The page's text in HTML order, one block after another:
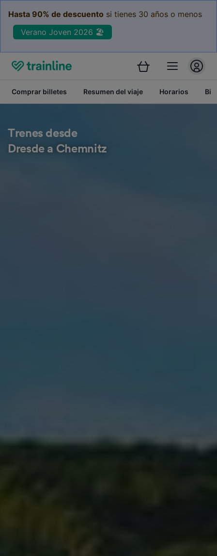
Hasta 90% de descuento si tienes 30 años o menos
Verano Joven 2026 🏖️
Comprar billetes Resumen del viaje Horarios
Trenes desde
Dresde a Chemnitz